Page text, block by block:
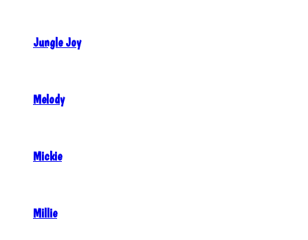
Jungle Joy
Melody
Mickie
Millie